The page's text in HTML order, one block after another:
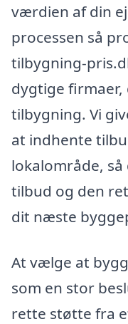
værdien af din
processen så
tilbygning-
dygtige
tilbygning. Vi
at indhente
lokalområde,
tilbud og den
dit næste
At vælge at
som en stor
rette støtte fra